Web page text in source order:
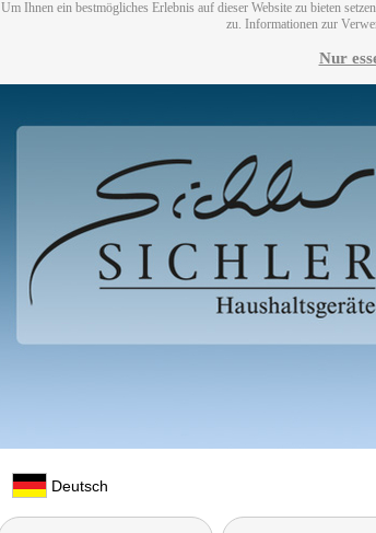
Um Ihnen ein bestmögliches Erlebnis auf dieser Website zu bieten
zu. Informationen zur
Nur
Deutsch